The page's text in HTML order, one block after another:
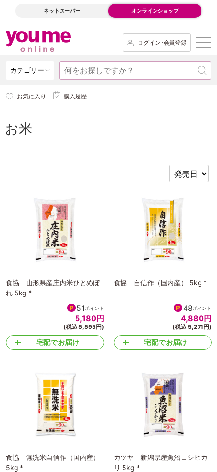
ネットスーパー オンラインショップ
ログイン･会員登録
カテゴリー
お気に入り 購入履歴
お米
食協 山形県産庄内米ひとめぼ
れ 5kg *
51ポイント
5,180円
(税込 5,595円)
宅配でお届け
食協 自信作（国内産） 5kg *
48ポイント
4,880円
(税込 5,271円)
宅配でお届け
食協 無洗米自信作（国内産）
5kg *
カツヤ 新潟県産魚沼コシヒカ
リ 5kg *